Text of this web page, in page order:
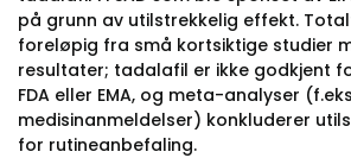
på grunn av utilstrekkelig effekt.
foreløpig fra små kortsiktige studier
resultater; tadalafil er ikke godkjent
FDA eller EMA, og meta-analyser
medisinanmeldelser) konkluderer
for rutineanbefaling.